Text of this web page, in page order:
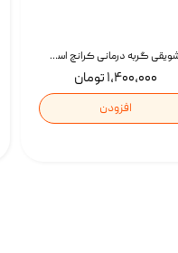
تشویقی گربه درمانی کرانچ اسنکی با طعم میکس Snacky Crunch Cat Treats وزن 60 گرم بسته 4 عددی
۱,۴۰۰,۰۰۰ تومان
افزودن